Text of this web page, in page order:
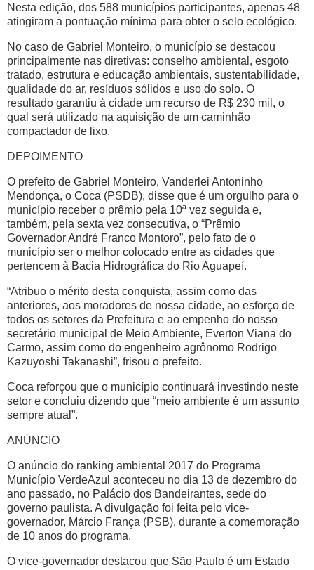
Nesta edição, dos 588 municípios participantes, apenas 48
atingiram a pontuação mínima para obter o selo ecológico.
No caso de Gabriel Monteiro, o município se destacou
principalmente nas diretivas: conselho ambiental, esgoto
tratado, estrutura e educação ambientais, sustentabilidade,
qualidade do ar, resíduos sólidos e uso do solo. O
resultado garantiu à cidade um recurso de R$ 230 mil, o
qual será utilizado na aquisição de um caminhão
compactador de lixo.
DEPOIMENTO
O prefeito de Gabriel Monteiro, Vanderlei Antoninho
Mendonça, o Coca (PSDB), disse que é um orgulho para o
município receber o prêmio pela 10ª vez seguida e,
também, pela sexta vez consecutiva, o “Prêmio
Governador André Franco Montoro”, pelo fato de o
município ser o melhor colocado entre as cidades que
pertencem à Bacia Hidrográfica do Rio Aguapeí.
“Atribuo o mérito desta conquista, assim como das
anteriores, aos moradores de nossa cidade, ao esforço de
todos os setores da Prefeitura e ao empenho do nosso
secretário municipal de Meio Ambiente, Everton Viana do
Carmo, assim como do engenheiro agrônomo Rodrigo
Kazuyoshi Takanashi”, frisou o prefeito.
Coca reforçou que o município continuará investindo neste
setor e concluiu dizendo que “meio ambiente é um assunto
sempre atual”.
ANÚNCIO
O anúncio do ranking ambiental 2017 do Programa
Município VerdeAzul aconteceu no dia 13 de dezembro do
ano passado, no Palácio dos Bandeirantes, sede do
governo paulista. A divulgação foi feita pelo vice-
governador, Márcio França (PSB), durante a comemoração
de 10 anos do programa.
O vice-governador destacou que São Paulo é um Estado